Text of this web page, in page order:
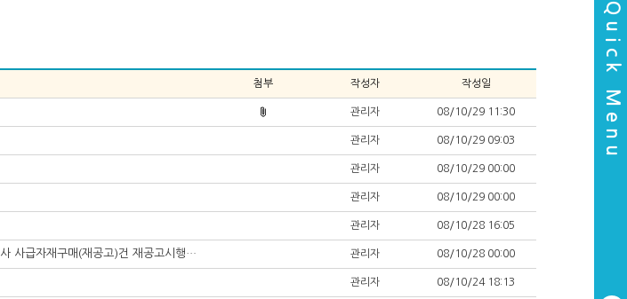
첨부 작성자 작성일
관리자 08/10/29 11:30
관리자 08/10/29 09:03
관리자 08/10/29 00:00
관리자 08/10/29 00:00
관리자 08/10/28 16:05
[한국수자원공사] 당진군 공동주택 신축공사에 따른 당진관로 및 대산관로 이설공사 사급자재구매(재공고)건 재공고시행알림 관리자 08/10/28 00:00
관리자 08/10/24 18:13
Quick Menu